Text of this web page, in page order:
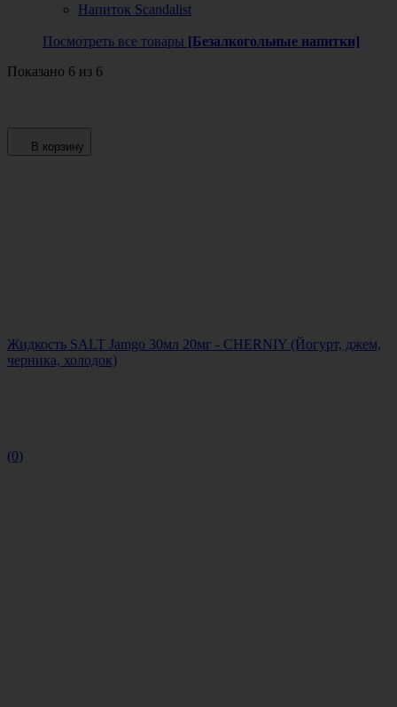
Напиток Scandalist
Посмотреть все товары [Безалкогольные напитки]
Показано 6 из 6
В корзину
Жидкость SALT Jamgo 30мл 20мг - CHERNIY (Йогурт, джем,
черника, холодок)
(0)